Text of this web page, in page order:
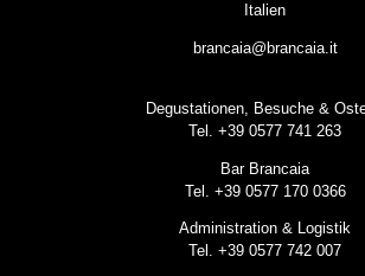
Italien
brancaia@brancaia.it
Degustationen, Besuche &
Tel. +39 0577 741 263
Bar Brancaia
Tel. +39 0577 170 0366
Administration & Logistik
Tel. +39 0577 742 007